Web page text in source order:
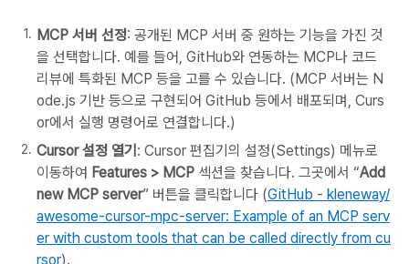
MCP 서버 선정: 공개된 MCP 서버 중 원하는 기능을 가진 것
을 선택합니다. 예를 들어, GitHub와 연동하는 MCP나 코드
리뷰에 특화된 MCP 등을 고를 수 있습니다. (MCP 서버는 N
ode.js 기반 등으로 구현되어 GitHub 등에서 배포되며, Curs
or에서 실행 명령어로 연결합니다.)
Cursor 설정 열기 : Cursor 편집기의 설정(Settings) 메뉴로
이동하여 Features > MCP 섹션을 찾습니다. 그곳에서 “Add
new MCP server” 버튼을 클릭합니다 (GitHub - kleneway/
awesome-cursor-mpc-server: Example of an MCP serv
er with custom tools that can be called directly from cu
rsor).